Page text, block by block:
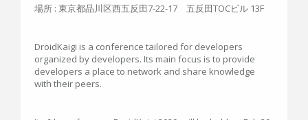
場所 : 東京都品川区西五反田7-22-17 五反田TOCビル 13F
DroidKaigi is a conference tailored for developers
organized by developers. Its main focus is to provide
developers a place to network and share knowledge
with their peers.